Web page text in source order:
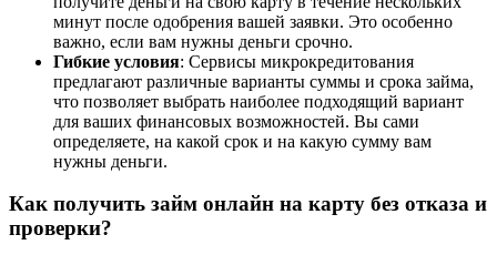
минут после одобрения вашей заявки. Это особенно
важно, если вам нужны деньги срочно.
Гибкие условия: Сервисы микрокредитования
предлагают различные варианты суммы и срока займа,
что позволяет выбрать наиболее подходящий вариант
для ваших финансовых возможностей. Вы сами
определяете, на какой срок и на какую сумму вам
нужны деньги.
Как получить займ онлайн на карту без отказа и
проверки?